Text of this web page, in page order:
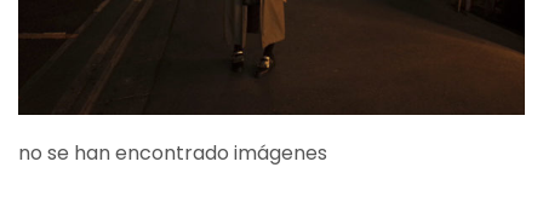
no se han encontrado imágenes